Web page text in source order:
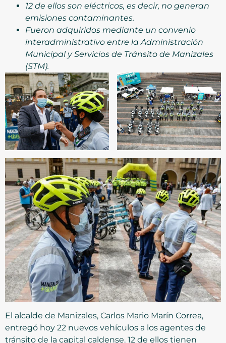
12 de ellos son eléctricos, es decir, no generan
emisiones contaminantes.
Fueron adquiridos mediante un convenio
interadministrativo entre la Administración
Municipal y Servicios de Tránsito de Manizales
(STM).
El alcalde de Manizales, Carlos Mario Marín Correa,
entregó hoy 22 nuevos vehículos a los agentes de
tránsito de la capital caldense. 12 de ellos tienen